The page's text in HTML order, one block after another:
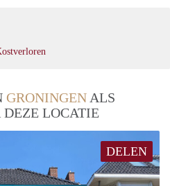
GRONINGEN ALS
DEZE LOCATIE
DELEN